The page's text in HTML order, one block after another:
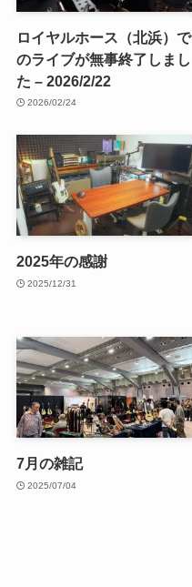
ロイヤルホース（北浜）で
のライブが無事終了しまし
た – 2026/2/22
2026/02/24
2025年の感謝
2025/12/31
7月の雑記
2025/07/04